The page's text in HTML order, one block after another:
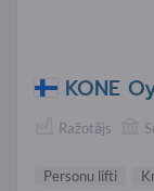
KONE
Ražotājs
Personu lifti